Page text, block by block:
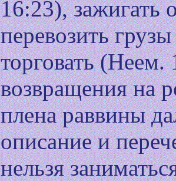
16:23), зажигать
перевозить
торговать
возвращения на
плена раввины
описание и
нельзя